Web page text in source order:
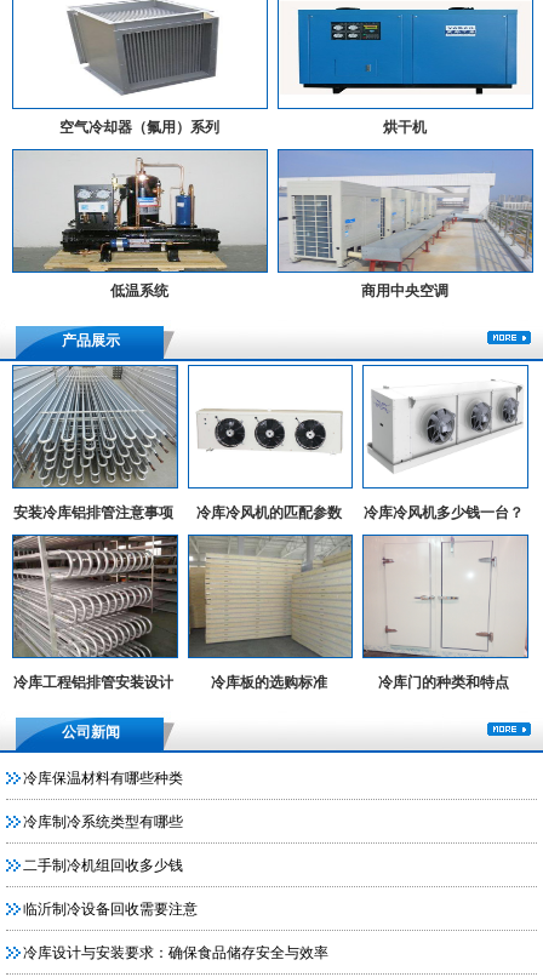
空气冷却器（氟用）系列 烘干机
低温系统 商用中央空调
产品展示
安装冷库铝排管注意事项 冷库冷风机的匹配参数 冷库冷风机多少钱一台？
冷库工程铝排管安装设计
冷库板的选购标准 冷库门的种类和特点
公司新闻
冷库保温材料有哪些种类
冷库制冷系统类型有哪些
二手制冷机组回收多少钱
临沂制冷设备回收需要注意
冷库设计与安装要求：确保食品储存安全与效率